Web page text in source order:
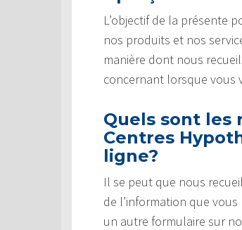
L’objectif de la présente
nos produits et nos
manière dont nous
concernant lorsque vous
Quels sont les
Centres
ligne?
Il se peut que nous
de l’information que
un autre formulaire sur